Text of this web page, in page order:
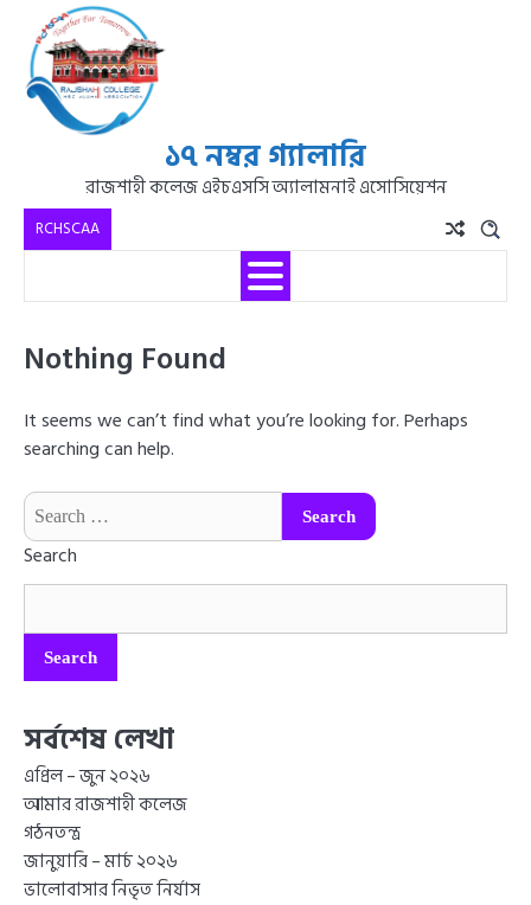
RCHSCAA
১৭ নম্বর গ্যালারি
রাজশাহী কলেজ এইচএসসি অ্যালামনাই এসোসিয়েশন
Nothing Found
It seems we can’t find what you’re looking for. Perhaps
searching can help.
Search
Search
সর্বশেষ লেখা
এপ্রিল – জুন ২০২৬
আমার রাজশাহী কলেজ
গঠনতন্ত্র
জানুয়ারি – মার্চ ২০২৬
ভালোবাসার নিভৃত নির্যাস